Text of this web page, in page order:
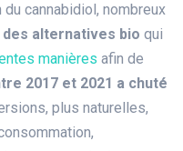
du cannabidiol, nombreux
alternatives bio qui
manières afin de
2017 et 2021 a chuté
plus naturelles,